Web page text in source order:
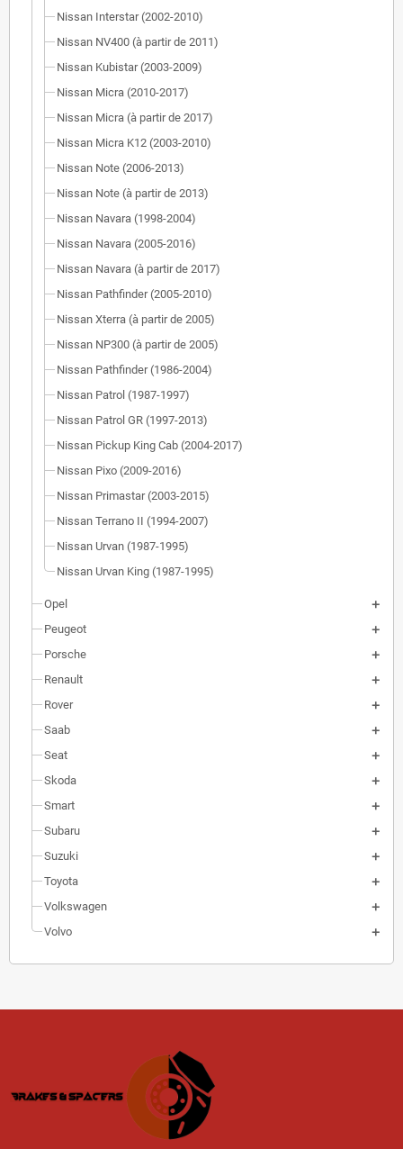
Nissan Interstar (2002-2010)
Nissan NV400 (à partir de 2011)
Nissan Kubistar (2003-2009)
Nissan Micra (2010-2017)
Nissan Micra (à partir de 2017)
Nissan Micra K12 (2003-2010)
Nissan Note (2006-2013)
Nissan Note (à partir de 2013)
Nissan Navara (1998-2004)
Nissan Navara (2005-2016)
Nissan Navara (à partir de 2017)
Nissan Pathfinder (2005-2010)
Nissan Xterra (à partir de 2005)
Nissan NP300 (à partir de 2005)
Nissan Pathfinder (1986-2004)
Nissan Patrol (1987-1997)
Nissan Patrol GR (1997-2013)
Nissan Pickup King Cab (2004-2017)
Nissan Pixo (2009-2016)
Nissan Primastar (2003-2015)
Nissan Terrano II (1994-2007)
Nissan Urvan (1987-1995)
Nissan Urvan King (1987-1995)
Opel
Peugeot
Porsche
Renault
Rover
Saab
Seat
Skoda
Smart
Subaru
Suzuki
Toyota
Volkswagen
Volvo